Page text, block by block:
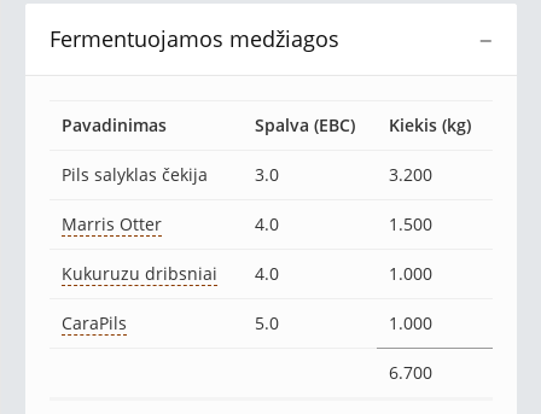
−
Fermentuojamos medžiagos
Pavadinimas Spalva (EBC) Kiekis (kg)
Pils salyklas čekija 3.0 3.200
Marris Otter 4.0 1.500
Kukuruzu dribsniai 4.0 1.000
CaraPils 5.0 1.000
6.700